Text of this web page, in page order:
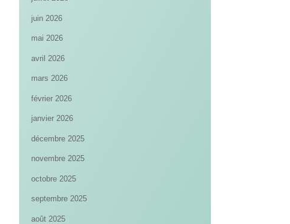
juin 2026
mai 2026
avril 2026
mars 2026
février 2026
janvier 2026
décembre 2025
novembre 2025
octobre 2025
septembre 2025
août 2025